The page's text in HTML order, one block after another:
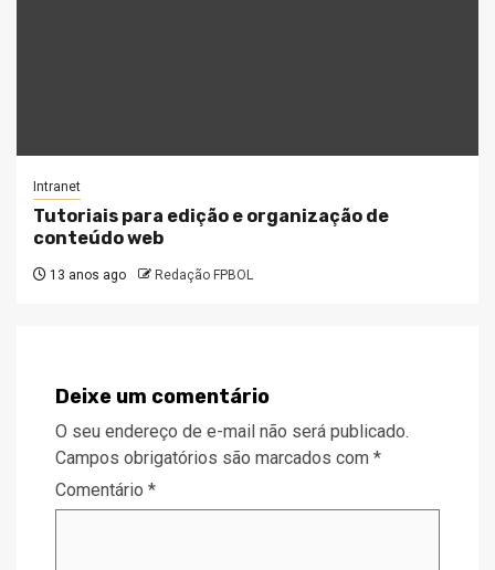
Intranet
Tutoriais para edição e organização de
conteúdo web
13 anos ago Redação FPBOL
Deixe um comentário
O seu endereço de e-mail não será publicado.
Campos obrigatórios são marcados com *
Comentário *